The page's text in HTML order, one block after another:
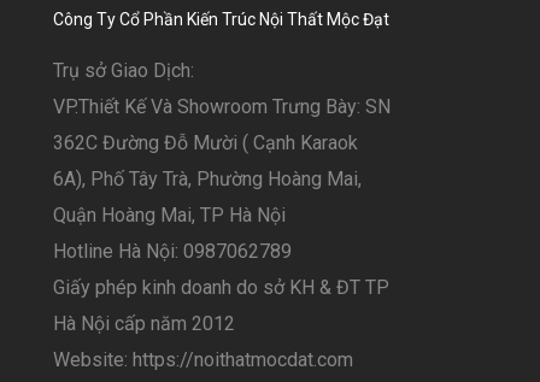
Công Ty Cổ Phần Kiến Trúc Nội Thất Mộc Đạt
Trụ sở Giao Dịch:
VP.Thiết Kế Và Showroom Trưng Bày: SN
362C Đường Đỗ Mười ( Cạnh Karaok
6A), Phố Tây Trà, Phường Hoàng Mai,
Quận Hoàng Mai, TP Hà Nội
Hotline Hà Nội: 0987062789
Giấy phép kinh doanh do sở KH & ĐT TP
Hà Nội cấp năm 2012
Website: https://noithatmocdat.com